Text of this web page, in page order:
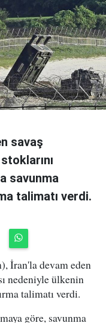
savaş
savunma
talimatı verdi.
İran'la devam eden
nedeniyle ülkenin
talimatı verdi.
göre, savunma